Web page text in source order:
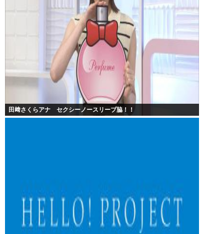
田﨑さくらアナ セクシーノースリーブ脇！！